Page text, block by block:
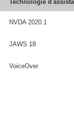
Technologie
NVDA 2020.1
JAWS 18
VoiceOver